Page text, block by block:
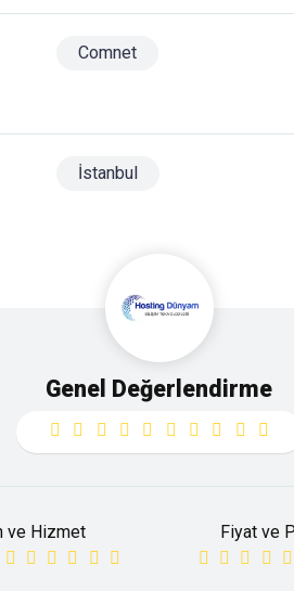
Comnet
İstanbul
Genel Değerlendirme
ve Hizmet Fiyat ve